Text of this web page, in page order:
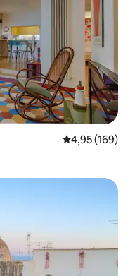
Gemiddelde
4,95 (169)